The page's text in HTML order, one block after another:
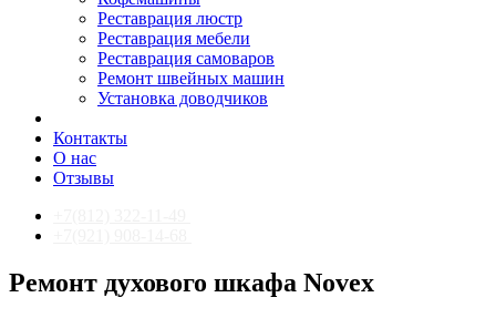
Реставрация люстр
Реставрация мебели
Реставрация самоваров
Ремонт швейных машин
Установка доводчиков
Контакты
О нас
Отзывы
Ремонт духового шкафа Novex